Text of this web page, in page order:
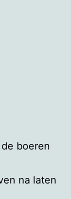
boeren
na laten